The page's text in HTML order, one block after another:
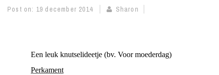
Post on: 19 december 2014 Sharon
Een leuk knutselideetje (bv. Voor moederdag)
Perkament